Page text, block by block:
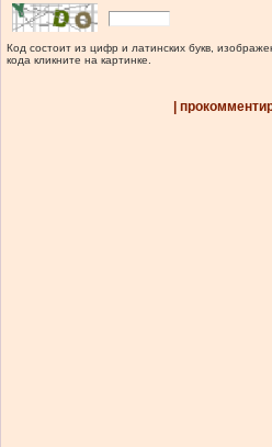
Код состоит из цифр и латинских букв,
кода кликните на картинке.
|